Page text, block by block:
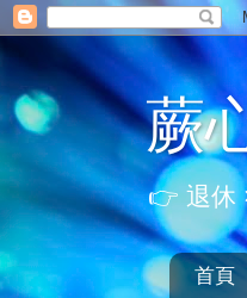
蕨
👉 退休
首頁